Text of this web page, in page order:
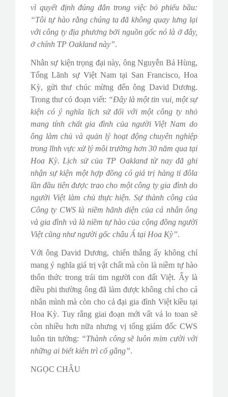
vì quyết định đúng đắn trong việc bỏ phiếu bầu:
“Tôi tự hào rằng chúng ta đã không quay lưng lại
với công ty địa phương bởi nguồn gốc nó là ở đây,
ở chính TP Oakland này”.
Nhân sự kiện trọng đại này, ông Nguyễn Bá Hùng,
Tổng Lãnh sự Việt Nam tại San Francisco, Hoa
Kỳ, gửi thư chúc mừng đến ông David Dương.
Trong thư có đoạn viết: “Đây là một tin vui, một sự
kiện có ý nghĩa lịch sử đối với một công ty nhỏ
mang tính chất gia đình của người Việt Nam do
ông làm chủ và quản lý hoạt động chuyên nghiệp
trong lĩnh vực xử lý môi trường hơn 30 năm qua tại
Hoa Kỳ. Lịch sử của TP Oakland từ nay đã ghi
nhận sự kiện một hợp đồng có giá trị hàng tỉ đôla
lần đầu tiên được trao cho một công ty gia đình do
người Việt làm chủ thực hiện. Sự thành công của
Công ty CWS là niềm hãnh diện của cá nhân ông
và gia đình và là niềm tự hào của cộng đồng người
Việt cũng như người gốc châu Á tại Hoa Kỳ”.
Với ông David Dương, chiến thắng ấy không chỉ
mang ý nghĩa giá trị vật chất mà còn là niềm tự hào
thổn thức trong trái tim người con đất Việt. Ấy là
điều phi thường ông đã làm được không chỉ cho cá
nhân mình mà còn cho cả đại gia đình Việt kiều tại
Hoa Kỳ. Tuy rằng giai đoạn mới vất vả lo toan sẽ
còn nhiều hơn nữa nhưng vị tổng giám đốc CWS
luôn tin tưởng: “Thành công sẽ luôn mỉm cười với
những ai biết kiên trì cố gắng”.
NGỌC CHÂU